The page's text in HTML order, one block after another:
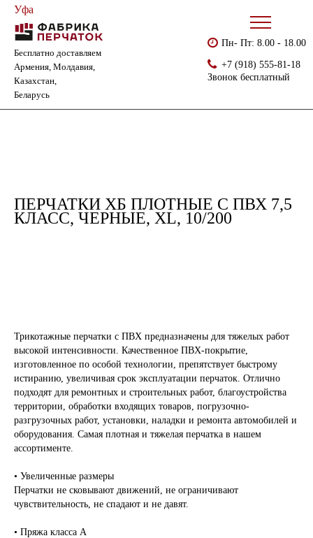
Уфа
Бесплатно доставляем
Армения, Молдавия,
Казахстан,
Беларусь
Пн- Пт: 8.00 - 18.00
+7 (918) 555-81-18
Звонок бесплатный
Каталог
Перчатки хб плотные с ПВХ 7,5 класс, черные, XL, 10/200
ПЕРЧАТКИ ХБ ПЛОТНЫЕ С ПВХ 7,5
КЛАСС, ЧЕРНЫЕ, XL, 10/200
Трикотажные перчатки с ПВХ предназначены для тяжелых работ
высокой интенсивности. Качественное ПВХ-покрытие,
изготовленное по особой технологии, препятствует быстрому
истиранию, увеличивая срок эксплуатации перчаток. Отлично
подходят для ремонтных и строительных работ, благоустройства
территории, обработки входящих товаров, погрузочно-
разгрузочных работ, установки, наладки и ремонта автомобилей и
оборудования. Самая плотная и тяжелая перчатка в нашем
ассортименте.
• Увеличенные размеры
Перчатки не сковывают движений, не ограничивают
чувствительность, не спадают и не давят.
• Пряжа класса А